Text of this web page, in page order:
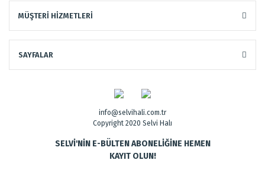
MÜŞTERİ HİZMETLERİ
SAYFALAR
info@selvihali.com.tr
Copyright 2020 Selvi Halı
SELVİ'NİN E-BÜLTEN ABONELİĞİNE HEMEN
KAYIT OLUN!